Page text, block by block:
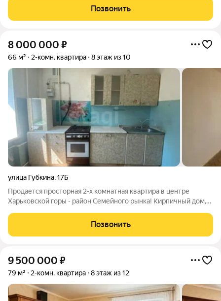
высоким качеством и надёжностью. Квартира расположена на
комфортном втором этаже.
Позвонить
8 000 000 ₽
66 м² 2-комн. квартира 8 этаж из 10
улица Губкина,17Б
Продается просторная 2-х комнатная квартира в центре
Харьковской горы - район Семейного рынка! Кирпичный дом,
комфортном для проживания 8-м этаже из 10-ти! Удобная
планировка - 2 изолированные
Позвонить
9 500 000 ₽
79 м² 2-комн. квартира 8 этаж из 12